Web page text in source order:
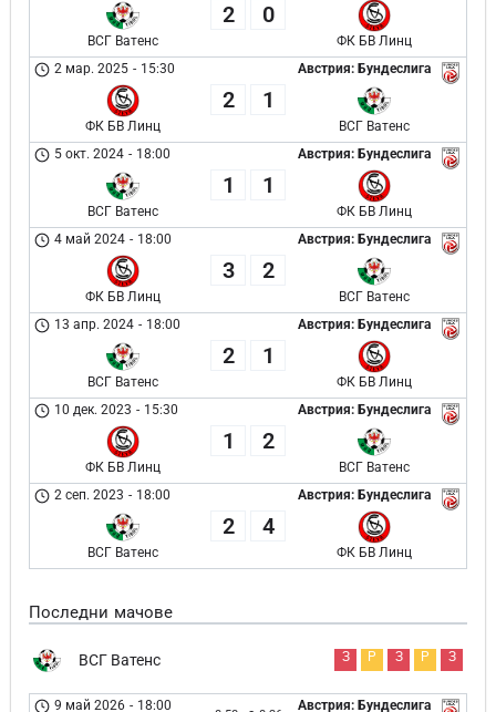
ВСГ Ватенс
2 0
ФК БВ Линц
Австрия: Бундеслига
2 мар. 2025 - 15:30
ФК БВ Линц
2 1
ВСГ Ватенс
Австрия: Бундеслига
5 окт. 2024 - 18:00
ВСГ Ватенс
1 1
ФК БВ Линц
Австрия: Бундеслига
4 май 2024 - 18:00
ФК БВ Линц
3 2
ВСГ Ватенс
Австрия: Бундеслига
13 апр. 2024 - 18:00
ВСГ Ватенс
2 1
ФК БВ Линц
Австрия: Бундеслига
10 дек. 2023 - 15:30
ФК БВ Линц
1 2
ВСГ Ватенс
Австрия: Бундеслига
2 сеп. 2023 - 18:00
ВСГ Ватенс
2 4
ФК БВ Линц
Последни мачове
ВСГ Ватенс З Р З Р З
Австрия: Бундеслига
9 май 2026 - 18:00